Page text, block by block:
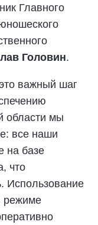
Главного
Головин.
важный шаг
области мы
все наши
на базе
что
Использование
режиме